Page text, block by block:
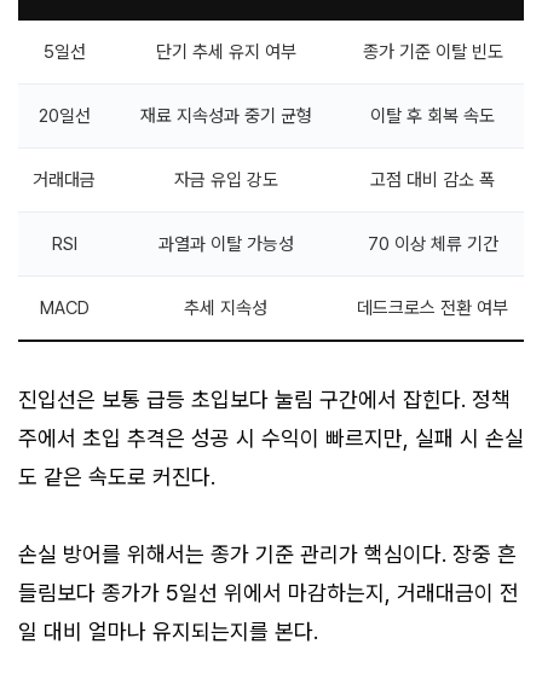
5일선 단기 추세 유지 여부 종가 기준 이탈 빈도
20일선 재료 지속성과 중기 균형 이탈 후 회복 속도
거래대금 자금 유입 강도 고점 대비 감소 폭
RSI 과열과 이탈 가능성 70 이상 체류 기간
MACD 추세 지속성 데드크로스 전환 여부
진입선은 보통 급등 초입보다 눌림 구간에서 잡힌다. 정책
주에서 초입 추격은 성공 시 수익이 빠르지만, 실패 시 손실
도 같은 속도로 커진다.
손실 방어를 위해서는 종가 기준 관리가 핵심이다. 장중 흔
들림보다 종가가 5일선 위에서 마감하는지, 거래대금이 전
일 대비 얼마나 유지되는지를 본다.